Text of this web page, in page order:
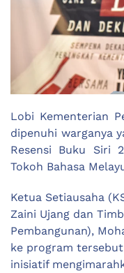
Lobi Kementerian
dipenuhi warganya
Resensi Buku Siri
Tokoh Bahasa
Ketua Setiausaha
Zaini Ujang dan
Pembangunan),
ke program
inisiatif